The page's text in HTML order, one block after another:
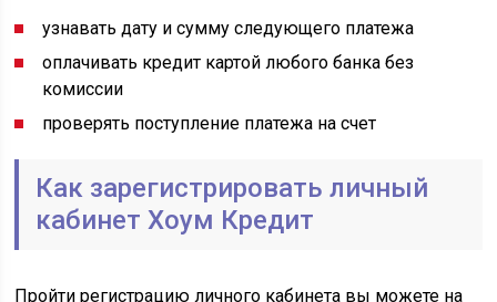
узнавать дату и сумму следующего платежа
оплачивать кредит картой любого банка без
комиссии
проверять поступление платежа на счет
Как зарегистрировать личный
кабинет Хоум Кредит
Пройти регистрацию личного кабинета вы можете на